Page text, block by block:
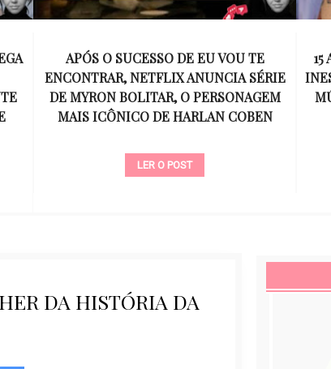
APÓS O SUCESSO DE EU VOU TE
ENCONTRAR, NETFLIX ANUNCIA SÉRIE
DE MYRON BOLITAR, O PERSONAGEM
MAIS ICÔNICO DE HARLAN COBEN
LER O POST
15
DA HISTÓRIA DA